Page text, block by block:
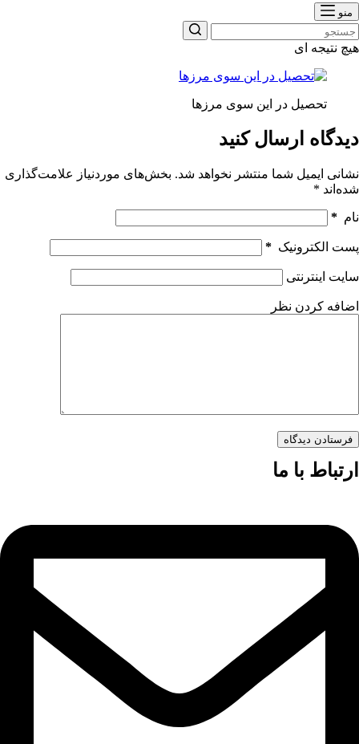
منو
هیچ نتیجه ای
تحصیل در این سوی مرزها
دیدگاه ارسال کنید
نشانی ایمیل شما منتشر نخواهد شد. بخش‌های موردنیاز علامت‌گذاری
شده‌اند *
نام *
پست الکترونیک *
سایت اینترنتی
اضافه کردن نظر
فرستادن دیدگاه
ارتباط با ما